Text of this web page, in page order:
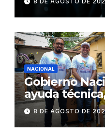
NACIONAL
Gobierno
ayuda
Bono Joaquín
familia en
8 DE AGOSTO DE